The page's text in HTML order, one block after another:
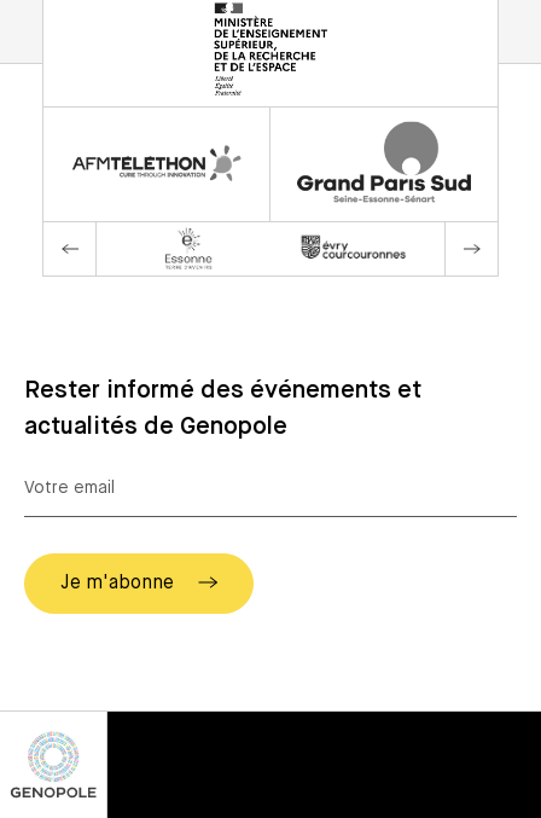
Rester informé des événements et
actualités de Genopole